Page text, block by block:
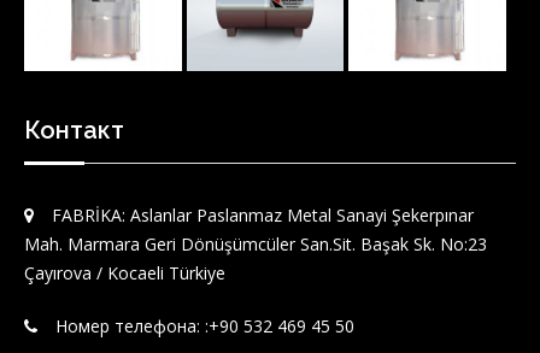
Контакт
FABRİKA: Aslanlar Paslanmaz Metal Sanayi Şekerpınar
Mah. Marmara Geri Dönüşümcüler San.Sit. Başak Sk. No:23
Çayırova / Kocaeli Türkiye
Номер телефона: :‪+90 532 469 45 50‬